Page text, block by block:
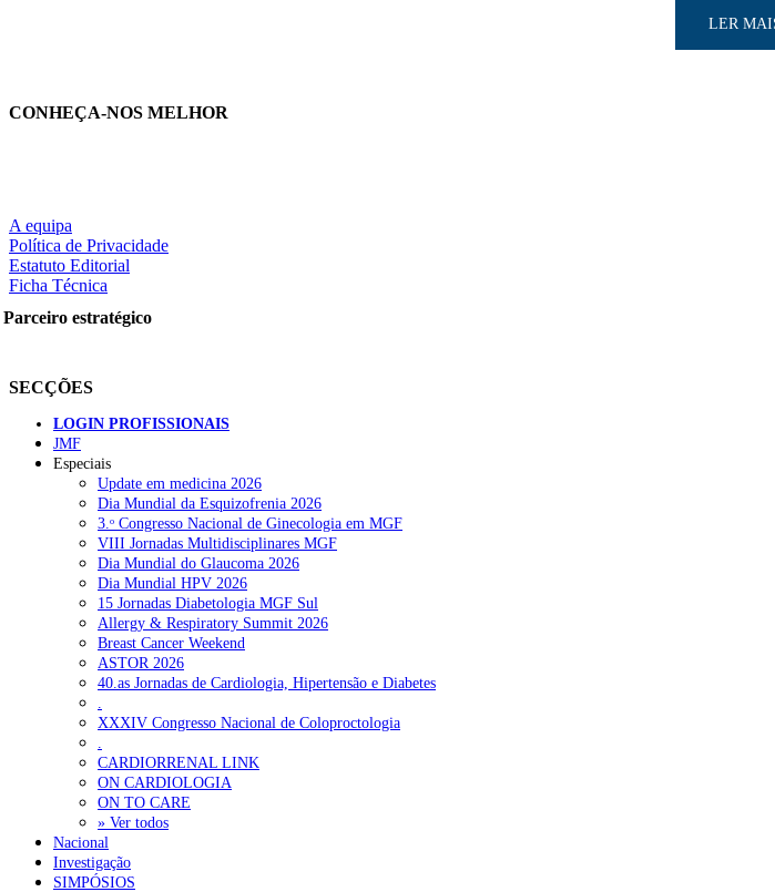
nas redes sociais:
RECENTES
Portugal está a formar os médicos de que precisa?
Estudantes de Medicina representados na 79.ª World Health Assembly
SCORA X-Change Portugal promove formação internacional em saúde sexual e reprodutiva
ANEM reúne com coordenador do Pacto Estratégico para a Saúde
Sindicato diz que nova carreira de médicos dentistas reforça estabilidade no SNS
MAIS LIDAS
Enfermagem Forense. “Da urgência ao tribunal, cada gesto conta e cada profissional faz a diferença”
202 visualizações
LER
CONHEÇA-NOS MELHOR
A equipa
Política de Privacidade
Estatuto Editorial
Ficha Técnica
Parceiro estratégico
SECÇÕES
LOGIN PROFISSIONAIS
JMF
Especiais
Update em medicina 2026
Dia Mundial da Esquizofrenia 2026
3.ᵒ Congresso Nacional de Ginecologia em MGF
VIII Jornadas Multidisciplinares MGF
Dia Mundial do Glaucoma 2026
Dia Mundial HPV 2026
15 Jornadas Diabetologia MGF Sul
Allergy & Respiratory Summit 2026
Breast Cancer Weekend
ASTOR 2026
40.as Jornadas de Cardiologia, Hipertensão e Diabetes
.
XXXIV Congresso Nacional de Coloproctologia
.
CARDIORRENAL LINK
ON CARDIOLOGIA
ON TO CARE
» Ver todos
Nacional
Investigação
SIMPÓSIOS